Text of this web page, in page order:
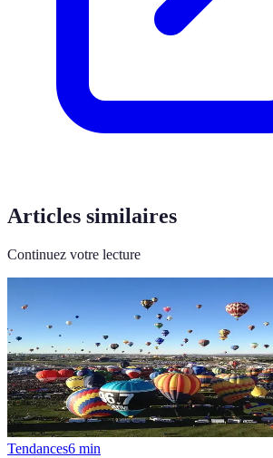
Articles similaires
Continuez votre lecture
Tendances6 min